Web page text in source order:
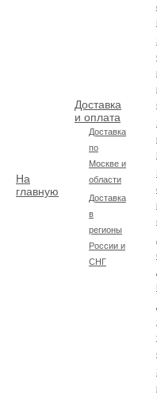
На
главную
Доставка
и оплата
Доставка
по
Москве и
области
Доставка
в
регионы
России и
СНГ